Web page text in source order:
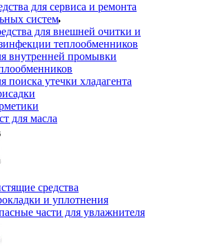
для сервиса и ремонта
систем
для внешней очитки и
теплообменников
внутренней промывки
поиска утечки хладагента
для масла
средства
и уплотнения
части для увлажнителя